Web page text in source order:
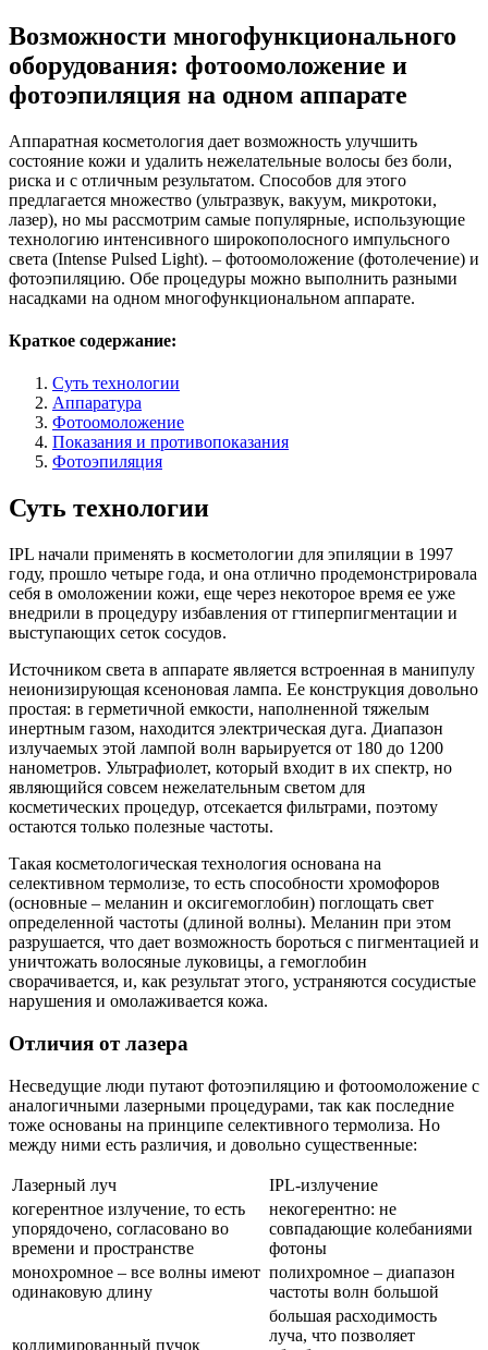
Возможности многофункционального
оборудования: фотоомоложение и
фотоэпиляция на одном аппарате
Аппаратная косметология дает возможность улучшить
состояние кожи и удалить нежелательные волосы без боли,
риска и с отличным результатом. Способов для этого
предлагается множество (ультразвук, вакуум, микротоки,
лазер), но мы рассмотрим самые популярные, использующие
технологию интенсивного широкополосного импульсного
света (Intense Pulsed Light). – фотоомоложение (фотолечение) и
фотоэпиляцию. Обе процедуры можно выполнить разными
насадками на одном многофункциональном аппарате.
Краткое содержание:
Суть технологии
Аппаратура
Фотоомоложение
Показания и противопоказания
Фотоэпиляция
Суть технологии
IPL начали применять в косметологии для эпиляции в 1997
году, прошло четыре года, и она отлично продемонстрировала
себя в омоложении кожи, еще через некоторое время ее уже
внедрили в процедуру избавления от гтиперпигментации и
выступающих сеток сосудов.
Источником света в аппарате является встроенная в манипулу
неионизирующая ксеноновая лампа. Ее конструкция довольно
простая: в герметичной емкости, наполненной тяжелым
инертным газом, находится электрическая дуга. Диапазон
излучаемых этой лампой волн варьируется от 180 до 1200
нанометров. Ультрафиолет, который входит в их спектр, но
являющийся совсем нежелательным светом для
косметических процедур, отсекается фильтрами, поэтому
остаются только полезные частоты.
Такая косметологическая технология основана на
селективном термолизе, то есть способности хромофоров
(основные – меланин и оксигемоглобин) поглощать свет
определенной частоты (длиной волны). Меланин при этом
разрушается, что дает возможность бороться с пигментацией и
уничтожать волосяные луковицы, а гемоглобин
сворачивается, и, как результат этого, устраняются сосудистые
нарушения и омолаживается кожа.
Отличия от лазера
Несведущие люди путают фотоэпиляцию и фотоомоложение с
аналогичными лазерными процедурами, так как последние
тоже основаны на принципе селективного термолиза. Но
между ними есть различия, и довольно существенные:
Лазерный луч
IPL-излучение
когерентное излучение, то есть
упорядочено, согласовано во
времени и пространстве
некогерентно: не
совпадающие колебаниями
фотоны
монохромное – все волны имеют
одинаковую длину
полихромное – диапазон
частоты волн большой
коллимированный пучок
большая расходимость
луча, что позволяет